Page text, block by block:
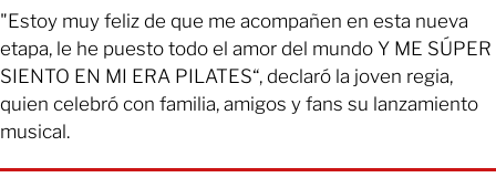
"Estoy muy feliz de que me acompañen en esta nueva
etapa, le he puesto todo el amor del mundo Y ME SÚPER
SIENTO EN MI ERA PILATES“, declaró la joven regia,
quien celebró con familia, amigos y fans su lanzamiento
musical.